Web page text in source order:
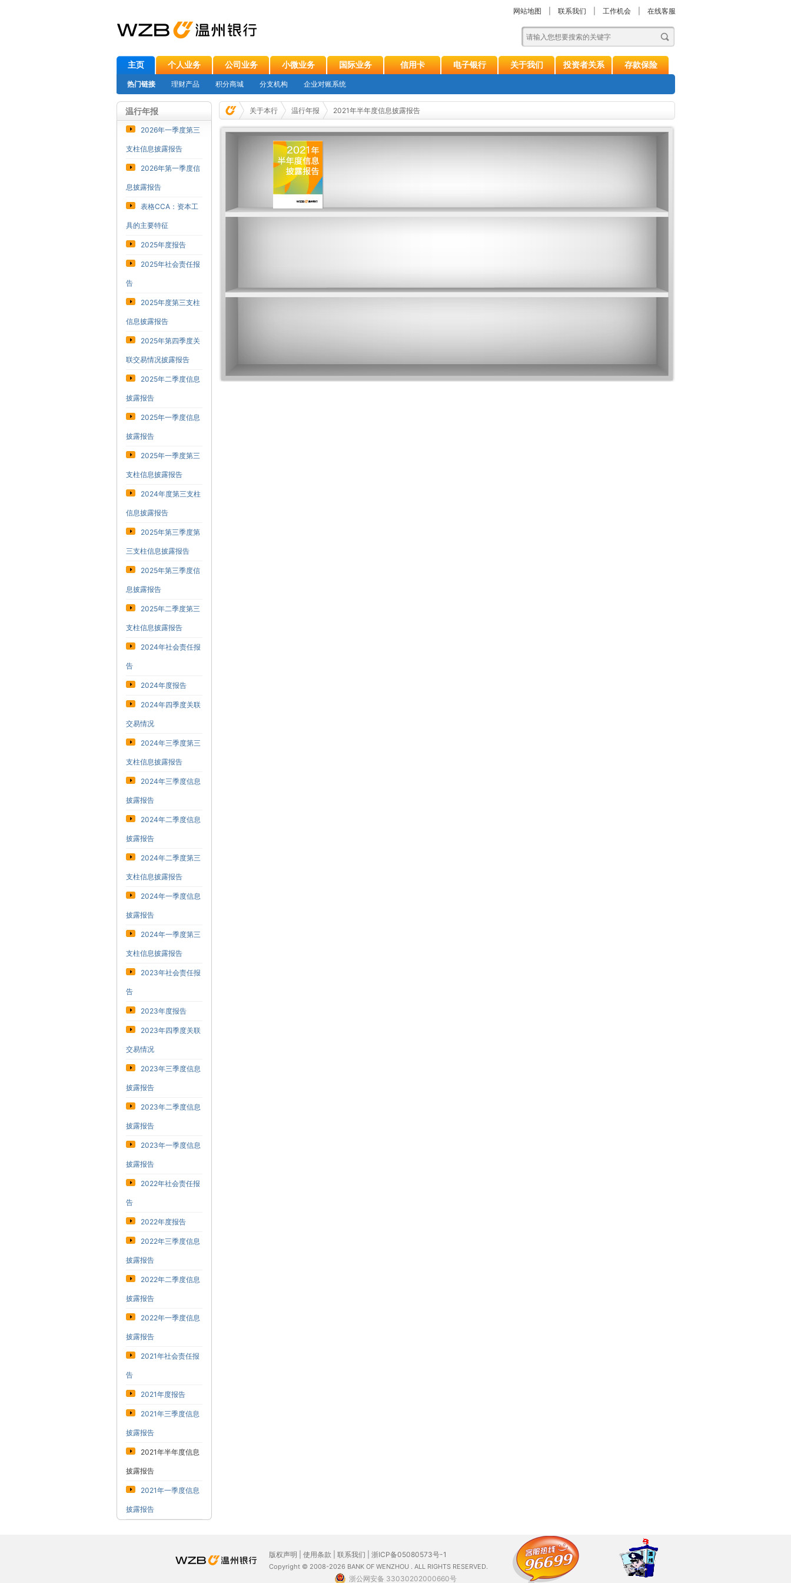
网站地图 联系我们 工作机会 在线客服
主页 个人业务 公司业务 小微业务 国际业务 信用卡 电子银行 关于我们 投资者关系 存款保险
热门链接 理财产品 积分商城 分支机构 企业对账系统
温行年报
2026年一季度第三
支柱信息披露报告
2026年第一季度信
息披露报告
表格CCA：资本工
具的主要特征
2025年度报告
2025年社会责任报
告
2025年度第三支柱
信息披露报告
2025年第四季度关
联交易情况披露报告
2025年二季度信息
披露报告
2025年一季度信息
披露报告
2025年一季度第三
支柱信息披露报告
2024年度第三支柱
信息披露报告
2025年第三季度第
三支柱信息披露报告
2025年第三季度信
息披露报告
2025年二季度第三
支柱信息披露报告
2024年社会责任报
告
2024年度报告
2024年四季度关联
交易情况
2024年三季度第三
支柱信息披露报告
2024年三季度信息
披露报告
2024年二季度信息
披露报告
2024年二季度第三
支柱信息披露报告
2024年一季度信息
披露报告
2024年一季度第三
支柱信息披露报告
2023年社会责任报
告
2023年度报告
2023年四季度关联
交易情况
2023年三季度信息
披露报告
2023年二季度信息
披露报告
2023年一季度信息
披露报告
2022年社会责任报
告
2022年度报告
2022年三季度信息
披露报告
2022年二季度信息
披露报告
2022年一季度信息
披露报告
2021年社会责任报
告
2021年度报告
2021年三季度信息
披露报告
2021年半年度信息
披露报告
2021年一季度信息
披露报告
关于本行 温行年报 2021年半年度信息披露报告
版权声明 使用条款 联系我们 浙ICP备05080573号-1
Copyright © 2008-2026 BANK OF WENZHOU . ALL RIGHTS RESERVED.
浙公网安备 33030202000660号